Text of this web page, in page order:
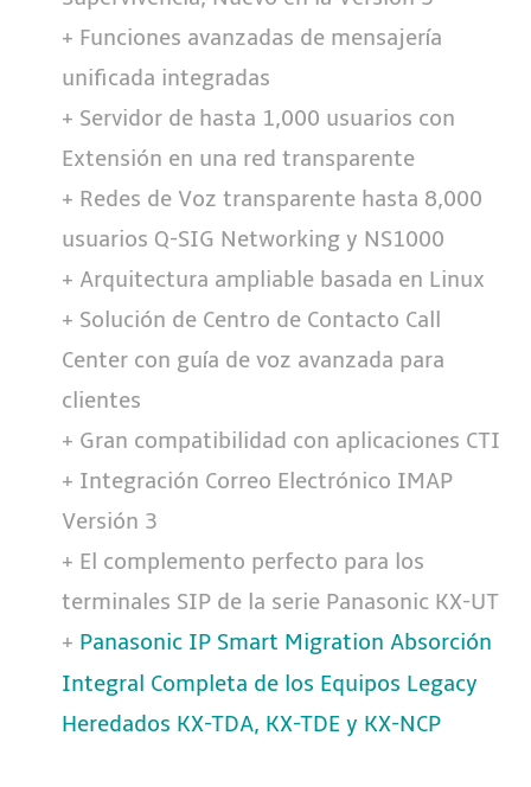
+ Funciones avanzadas de mensajería
unificada integradas
+ Servidor de hasta 1,000 usuarios con
Extensión en una red transparente
+ Redes de Voz transparente hasta 8,000
usuarios Q-SIG Networking y NS1000
+ Arquitectura ampliable basada en Linux
+ Solución de Centro de Contacto Call
Center con guía de voz avanzada para
clientes
+ Gran compatibilidad con aplicaciones CTI
+ Integración Correo Electrónico IMAP
Versión 3
+ El complemento perfecto para los
terminales SIP de la serie Panasonic KX-UT
+ Panasonic IP Smart Migration Absorción
Integral Completa de los Equipos Legacy
Heredados KX-TDA, KX-TDE y KX-NCP